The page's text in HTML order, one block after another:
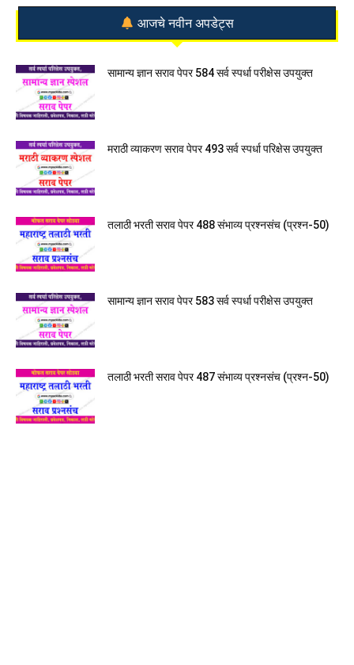
आजचे नवीन अपडेट्स
सामान्य ज्ञान सराव पेपर 584 सर्व स्पर्धा परीक्षेस उपयुक्त
मराठी व्याकरण सराव पेपर 493 सर्व स्पर्धा परिक्षेस उपयुक्त
तलाठी भरती सराव पेपर 488 संभाव्य प्रश्नसंच (प्रश्न-50)
सामान्य ज्ञान सराव पेपर 583 सर्व स्पर्धा परीक्षेस उपयुक्त
तलाठी भरती सराव पेपर 487 संभाव्य प्रश्नसंच (प्रश्न-50)